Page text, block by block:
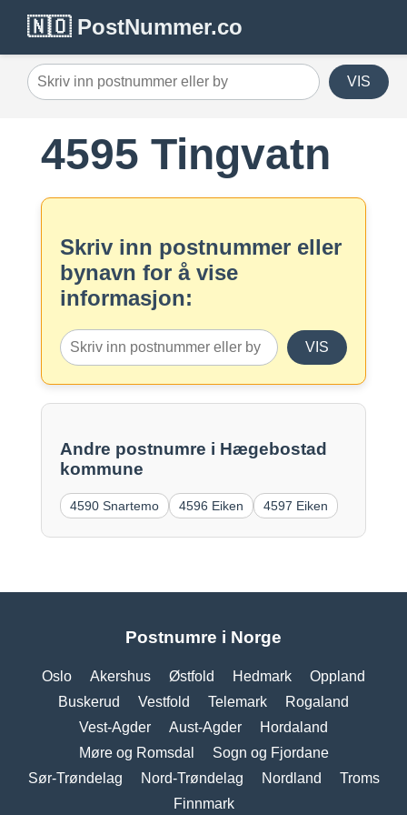
🇳🇴 PostNummer.co
VIS
4595 Tingvatn
Skriv inn postnummer eller
bynavn for å vise
informasjon:
VIS
Andre postnumre i Hægebostad
kommune
4590 Snartemo 4596 Eiken 4597 Eiken
Postnumre i Norge
Oslo Akershus Østfold Hedmark
Oppland
Buskerud
Vestfold Telemark
Rogaland
Vest-Agder
Aust-Agder
Hordaland
Møre og Romsdal
Sogn og Fjordane
Sør-Trøndelag
Nord-Trøndelag Nordland
Troms
Finnmark